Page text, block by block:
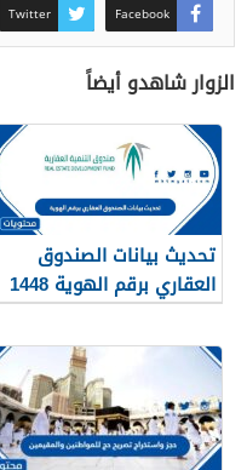
Facebook
Twitter
الزوار شاهدو أيضاً
تحديث بيانات الصندوق
العقاري برقم الهوية 1448
الرابط والخطوات